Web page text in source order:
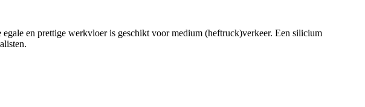
en prettige werkvloer is geschikt voor medium (heftruck)verkeer. Een silicium